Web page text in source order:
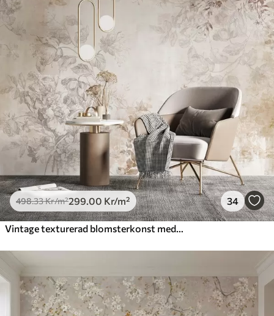
.33 299 .00 /m²
Premium
.67 379 .00Kr/m²
Premiumvinyl
725.00435.00Kr/m²
Peel and Stick
900.00540.00 /m²
498.33Kr/m²299.00 Kr/m² 34
Vintage texturerad blomsterkonst med illustrationer av delikata trädgårdsblommor och blad i teckningsstil, mjuka pastellbeige och sepiafärger